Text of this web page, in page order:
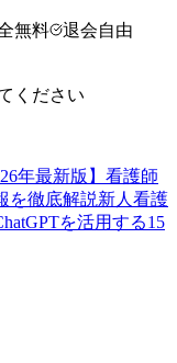
無料
退会自由
ください
年最新版】 看護師
を徹底解説新人看護
を活用する15